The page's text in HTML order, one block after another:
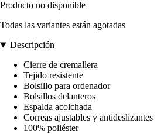
Producto no disponible
Todas las variantes están agotadas
Descripción
Cierre de cremallera
Tejido resistente
Bolsillo para ordenador
Bolsillos delanteros
Espalda acolchada
Correas ajustables y antideslizantes
100% poliéster